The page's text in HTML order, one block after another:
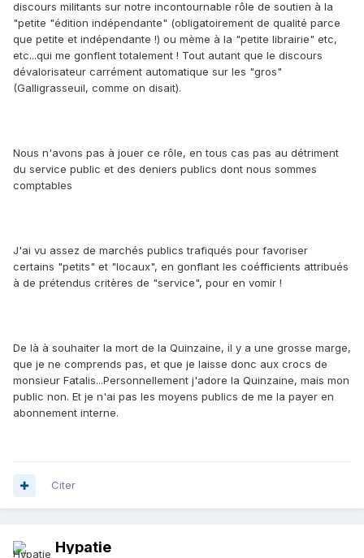
discours militants sur notre incontournable rôle de soutien à la
"petite "édition indépendante" (obligatoirement de qualité parce
que petite et indépendante !) ou mème à la "petite librairie" etc,
etc...qui me gonflent totalement ! Tout autant que le discours
dévalorisateur carrément automatique sur les "gros"
(Galligrasseuil, comme on disait).
Nous n'avons pas à jouer ce rôle, en tous cas pas au détriment
du service public et des deniers publics dont nous sommes
comptables
J'ai vu assez de marchés publics trafiqués pour favoriser
certains "petits" et "locaux", en gonflant les coéfficients attribués
à de prétendus critères de "service", pour en vomir !
De là à souhaiter la mort de la Quinzaine, il y a une grosse marge,
que je ne comprends pas, et que je laisse donc aux crocs de
monsieur Fatalis...Personnellement j'adore la Quinzaine, mais mon
public non. Et je n'ai pas les moyens publics de me la payer en
abonnement interne.
Citer
Hypatie